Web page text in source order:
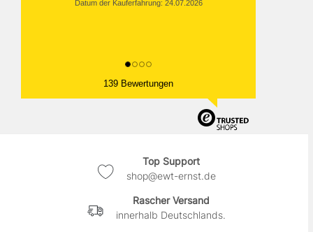
Datum der Kauferfahrung: 24.07.2026
139 Bewertungen
Top Support
shop@ewt-ernst.de
Rascher Versand
innerhalb Deutschlands.